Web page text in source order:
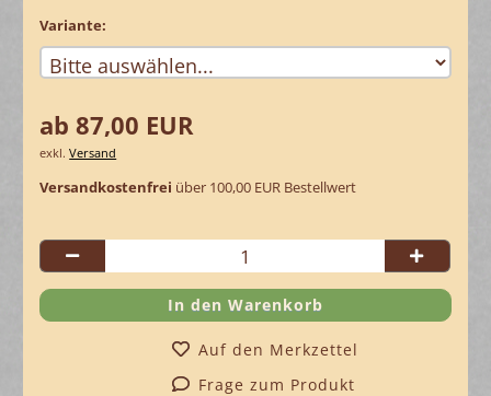
Variante:
ab 87,00 EUR
exkl.Versand
Versandkostenfrei über 100,00 EUR Bestellwert
Auf den Merkzettel
Frage zum Produkt